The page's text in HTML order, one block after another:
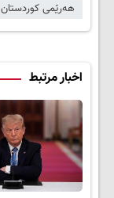
هەرێمی کوردستان
اخبار مرتبط